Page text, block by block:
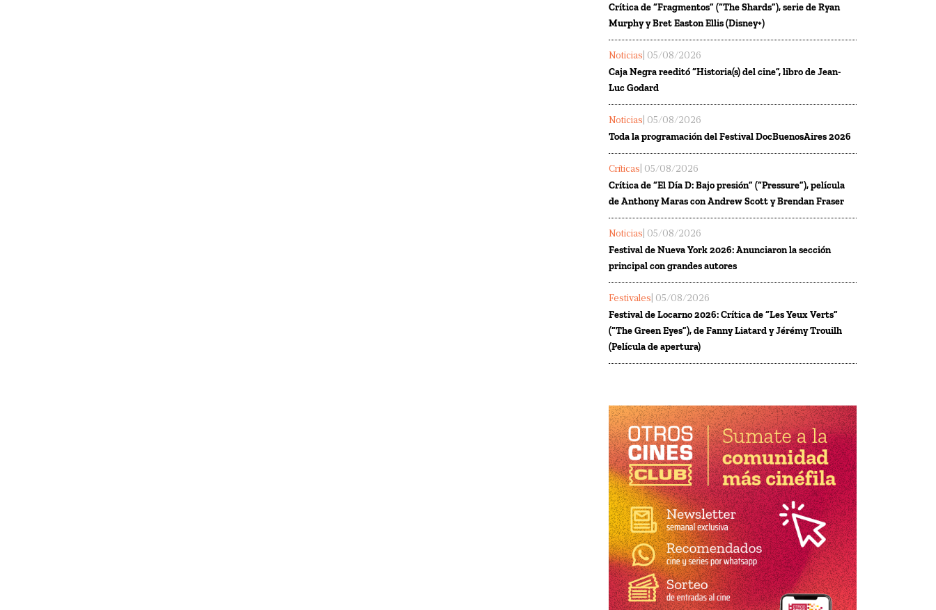
Crítica de “Fragmentos” (“The Shards”), serie de Ryan
Murphy y Bret Easton Ellis (Disney+)
Noticias | 05/08/2026
Caja Negra reeditó “Historia(s) del cine”, libro de Jean-
Luc Godard
Noticias | 05/08/2026
Toda la programación del Festival DocBuenosAires 2026
Críticas | 05/08/2026
Crítica de “El Día D: Bajo presión” (“Pressure”), película
de Anthony Maras con Andrew Scott y Brendan Fraser
Noticias | 05/08/2026
Festival de Nueva York 2026: Anunciaron la sección
principal con grandes autores
Festivales | 05/08/2026
Festival de Locarno 2026: Crítica de “Les Yeux Verts”
(“The Green Eyes”), de Fanny Liatard y Jérémy Trouilh
(Película de apertura)